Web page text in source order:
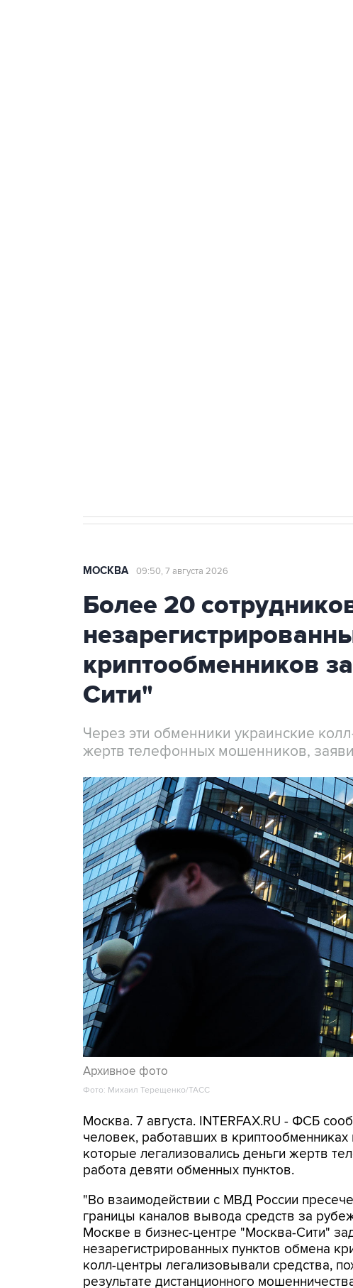
МОСКВА 09:50, 7 августа 2026
Более 20
криптообменников
Сити"
Через эти обменники украинские
жертв телефонных мошенников,
Архивное фото
Фото: Михаил Терещенко/ТАСС
Москва. 7 августа. INTERFAX.RU - ФСБ
человек, работавших в
которые легализовались деньги жертв
работа девяти обменных пунктов.
"Во взаимодействии с МВД России
границы каналов вывода средств за
Москве в бизнес-центре "Москва-Сити"
незарегистрированных пунктов обмена
колл-центры легализовывали средства,
результате дистанционного